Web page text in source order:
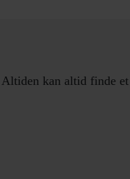
Altiden kan altid finde